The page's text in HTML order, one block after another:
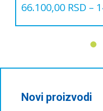
66.100,00 RSD –
бити
изабране
Novi proizvodi